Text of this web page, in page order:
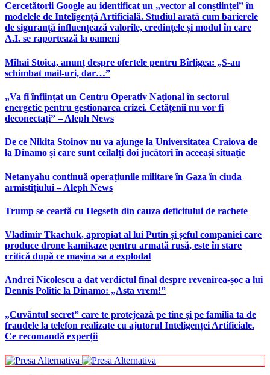
Cercetătorii Google au identificat un „vector al conștiinței” în
modelele de Inteligență Artificială. Studiul arată cum barierele
de siguranță influențează valorile, credințele și modul în care
A.I. se raportează la oameni
Mihai Stoica, anunț despre ofertele pentru Bîrligea: „S-au
schimbat mail-uri, dar…”
„Va fi înființat un Centru Operativ Național în sectorul
energetic pentru gestionarea crizei. Cetățenii nu vor fi
deconectați” – Aleph News
De ce Nikita Stoinov nu va ajunge la Universitatea Craiova de
la Dinamo și care sunt ceilalți doi jucători în aceeași situație
Netanyahu continuă operațiunile militare în Gaza în ciuda
armistițiului – Aleph News
Trump se ceartă cu Hegseth din cauza deficitului de rachete
Vladimir Tkachuk, apropiat al lui Putin și șeful companiei care
produce drone kamikaze pentru armată rusă, este în stare
critică după ce mașina sa a explodat
Andrei Nicolescu a dat verdictul final despre revenirea-șoc a lui
Dennis Politic la Dinamo: „Asta vrem!”
„Cuvântul secret” care te protejează pe tine și pe familia ta de
fraudele la telefon realizate cu ajutorul Inteligenței Artificiale.
Ce recomandă experții